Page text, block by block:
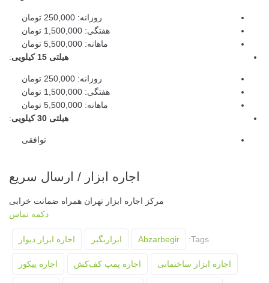
روزانه: 250,000 تومان
هفتگی: 1,500,000 تومان
ماهانه: 5,500,000 تومان
هیلتی 15 کیلویی
:
روزانه: 250,000 تومان
هفتگی: 1,500,000 تومان
ماهانه: 5,500,000 تومان
هیلتی 30 کیلویی
:
توافقی
اجاره ابزار / ارسال سریع
مرکز اجاره ابزار تهران همراه ضمانت خرابی
دکمه تماس
Tags:
Abzarbegir ابزاربگیر اجاره ابزار دیوار
اجاره ابزار ساختمانی اجاره پمپ کف‌کش اجاره پیکور